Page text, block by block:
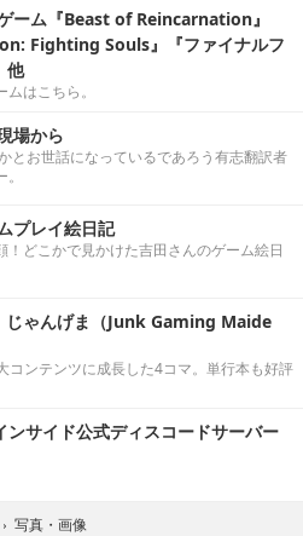
ーム『Beast of Reincarnation』
Fighting Souls』『ファイナルフ
他
はこちら。
場から
とお世話になっているであろう有志翻訳者
プレイ絵日記
！どこかで見かけた吉田さんのゲーム絵日
じゃんげま（Junk Gaming Maide
コンテンツに成長した4コマ。単行本も好評
サイド公式ディスコードサーバー
› 写真・画像